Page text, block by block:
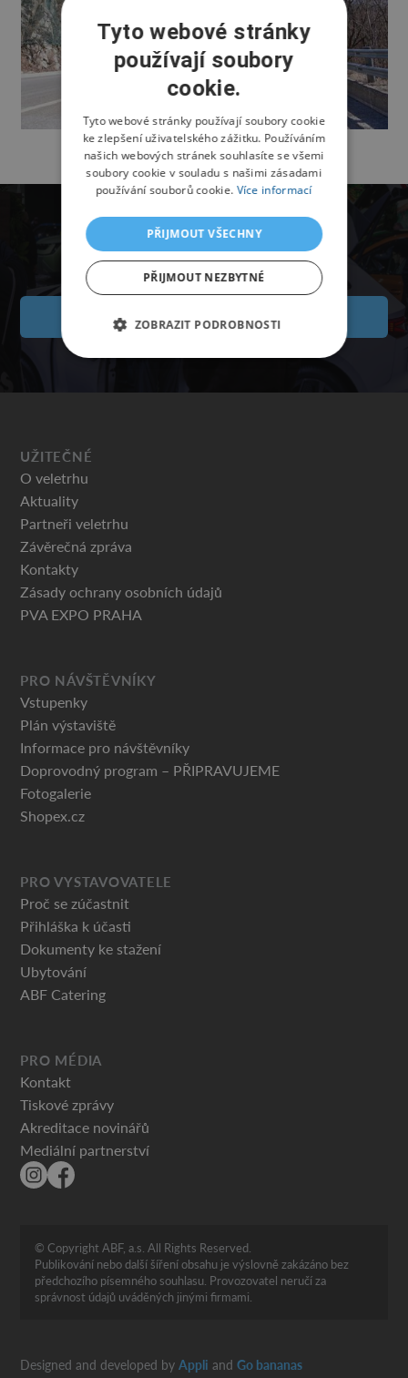
UŽITEČNÉ
O veletrhu
Aktuality
Partneři veletrhu
Závěrečná zpráva
Kontakty
Zásady ochrany osobních údajů
PVA EXPO PRAHA
PRO NÁVŠTĚVNÍKY
Vstupenky
Plán výstaviště
Informace pro návštěvníky
Doprovodný program – PŘIPRAVUJEME
Fotogalerie
Shopex.cz
PRO VYSTAVOVATELE
Proč se zúčastnit
Přihláška k účasti
Dokumenty ke stažení
Ubytování
ABF Catering
PRO MÉDIA
Kontakt
Tiskové zprávy
Akreditace novinářů
Mediální partnerství
© Copyright ABF, a.s. All Rights Reserved.
Publikování nebo další šíření obsahu je výslovně zakázáno bez
předchozího písemného souhlasu. Provozovatel neručí za
správnost údajů uváděných jinými firmami.
Designed and developed byAppli andGo bananas
Tyto webové stránky
používají soubory
cookie.
Tyto webové stránky používají soubory cookie
ke zlepšení uživatelského zážitku. Používáním
našich webových stránek souhlasíte se všemi
soubory cookie v souladu s našimi zásadami
používání souborů cookie. Více informací
PŘIJMOUT VŠECHNY
PŘIJMOUT NEZBYTNÉ
ZOBRAZIT PODROBNOSTI